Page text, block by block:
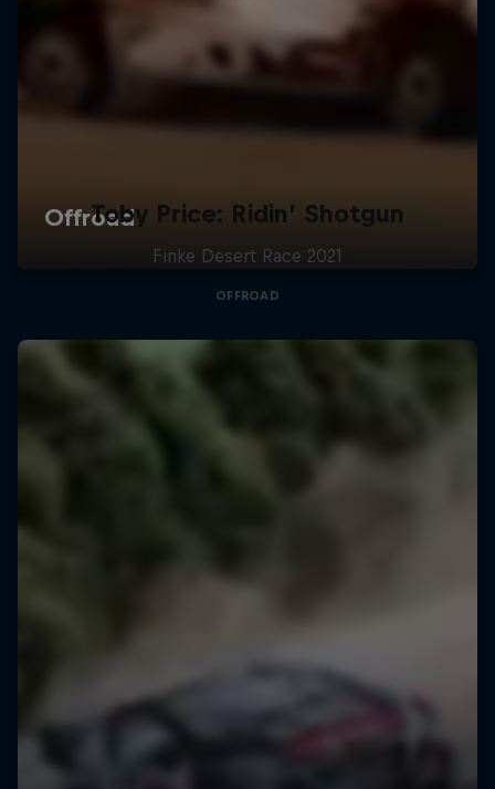
Toby Price: Ridin’ Shotgun
Finke Desert Race 2021
OFFROAD